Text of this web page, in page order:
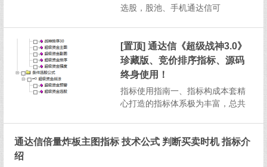
选股，股池、手机通达信可
下载！2、预警设置：每天下午13：
30以后即可3、股价跌破预警信号...
[置顶] 通达信《超级战神3.0》
珍藏版、竞价排序指标、源码
终身使用！
指标使用指南一、指标构成本套精
心打造的指标体系极为丰富，总共
标，总计7个指标，为投资者提供全
通达信倍量炸板主图指标 技术公式 判断买卖时机 指标介
绍